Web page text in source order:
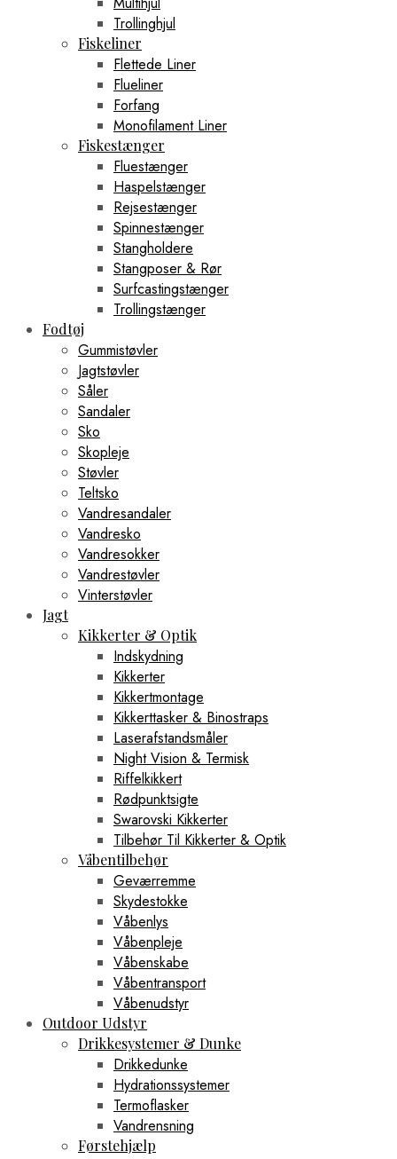
Trollinghjul
Fiskeliner
Flettede Liner
Flueliner
Forfang
Monofilament Liner
Fiskestænger
Fluestænger
Haspelstænger
Rejsestænger
Spinnestænger
Stangholdere
Stangposer & Rør
Surfcastingstænger
Trollingstænger
Fodtøj
Gummistøvler
Jagtstøvler
Såler
Sandaler
Sko
Skopleje
Støvler
Teltsko
Vandresandaler
Vandresko
Vandresokker
Vandrestøvler
Vinterstøvler
Jagt
Kikkerter & Optik
Indskydning
Kikkerter
Kikkertmontage
Kikkerttasker & Binostraps
Laserafstandsmåler
Night Vision & Termisk
Riffelkikkert
Rødpunktsigte
Swarovski Kikkerter
Tilbehør Til Kikkerter & Optik
Våbentilbehør
Geværremme
Skydestokke
Våbenlys
Våbenpleje
Våbenskabe
Våbentransport
Våbenudstyr
Outdoor Udstyr
Drikkesystemer & Dunke
Drikkedunke
Hydrationssystemer
Termoflasker
Vandrensning
Førstehjælp